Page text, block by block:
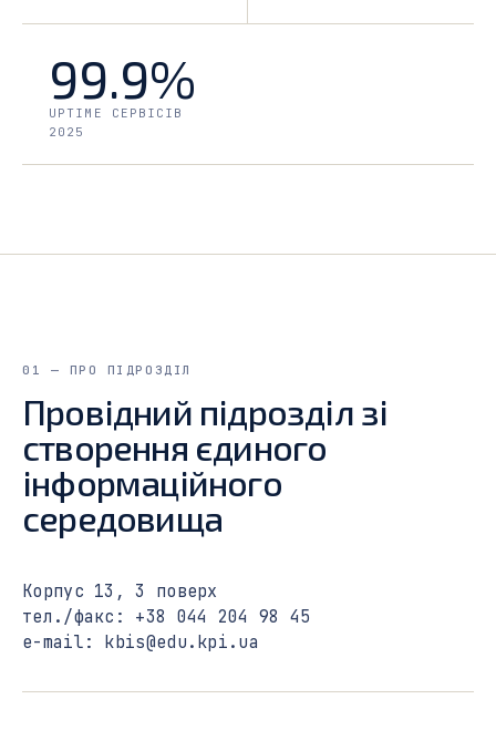
99.9%
UPTIME СЕРВІСІВ
2025
01 — ПРО ПІДРОЗДІЛ
Провідний підрозділ зі
створення єдиного
інформаційного
середовища
Корпус 13, 3 поверх
тел./факс: +38 044 204 98 45
e-mail: kbis@edu.kpi.ua